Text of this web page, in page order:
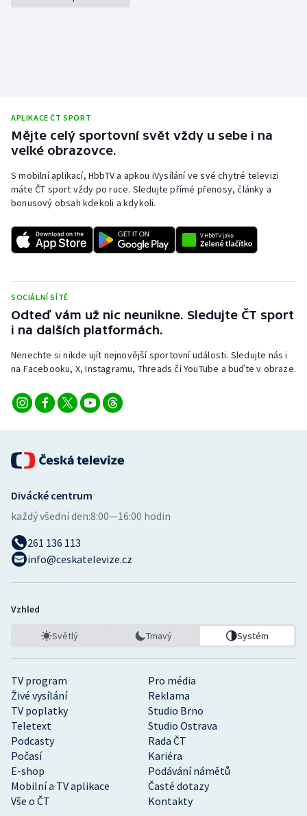
APLIKACE ČT SPORT
Mějte celý sportovní svět vždy u sebe i na
velké obrazovce.
S mobilní aplikací, HbbTV a apkou iVysílání ve své chytré televizi
máte ČT sport vždy po ruce. Sledujte přímé přenosy, články a
bonusový obsah kdekoli a kdykoli.
SOCIÁLNÍ SÍTĚ
Odteď vám už nic neunikne. Sledujte ČT sport
i na dalších platformách.
Nenechte si nikde ujít nejnovější sportovní události. Sledujte nás i
na Facebooku, X, Instagramu, Threads či YouTube a buďte v obraze.
TV program
Pro média
Živé vysílání
Reklama
TV poplatky
Studio Brno
Teletext
Studio Ostrava
Podcasty
Rada ČT
Počasí
Kariéra
E-shop
Podávání námětů
Mobilní a TV aplikace
Časté dotazy
Vše o ČT
Kontakty
Divácké centrum
každý všední den:8:00—16:00 hodin
261 136 113
info@ceskatelevize.cz
Vzhled
Světlý Tmavý Systém